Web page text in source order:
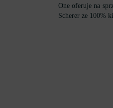
One oferuje na
Scherer ze 100%